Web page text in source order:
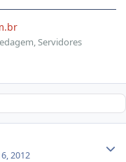
Servidores
2012